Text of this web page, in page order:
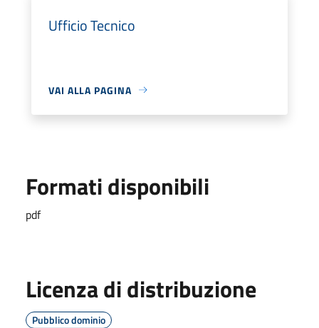
Ufficio Tecnico
VAI ALLA PAGINA
Formati disponibili
pdf
Licenza di distribuzione
Pubblico dominio